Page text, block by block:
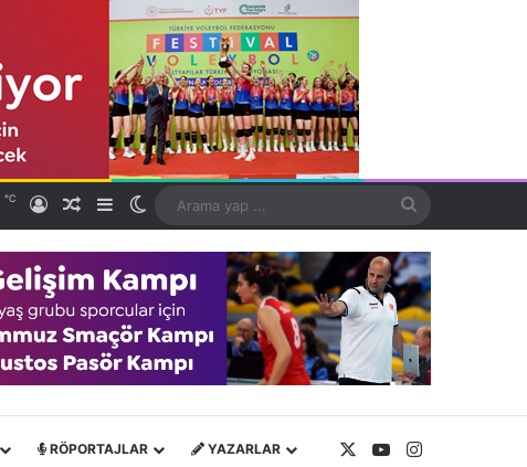
℃ Kayıt OlRastgele Makale
Kenar Bölmesi
Dış görünümü değiştir
...
RÖPORTAJLAR YAZARLAR YouTube